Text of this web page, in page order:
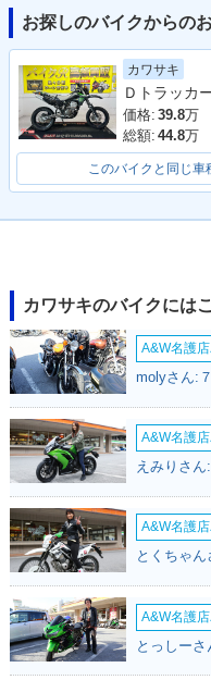
お探しのバイクからの
カワサキ
価格: 39.8万
総額: 44.8万
このバイクと同じ車
カワサキのバイクには
A&W名護
molyさん:
A&W名護
えみりさ
A&W名護
とくちゃ
A&W名護